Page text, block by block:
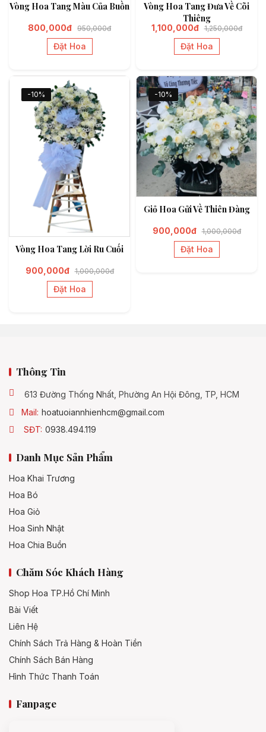
Vòng Hoa Tang Màu Của Buồn
800,000đ 950,000đ
Đặt Hoa
Vòng Hoa Tang Đưa Về Cõi
Thiêng
1,100,000đ 1,250,000đ
Đặt Hoa
-10%
Vòng Hoa Tang Lời Ru Cuối
900,000đ 1,000,000đ
Đặt Hoa
-10%
Giỏ Hoa Gửi Về Thiên Đàng
900,000đ 1,000,000đ
Đặt Hoa
Thông Tin
613 Đường Thống Nhất, Phường An Hội Đông, TP, HCM
Mail: hoatuoiannhienhcm@gmail.com
SĐT: 0938.494.119
Danh Mục Sản Phẩm
Hoa Khai Trương
Hoa Bó
Hoa Giỏ
Hoa Sinh Nhật
Hoa Chia Buồn
Chăm Sóc Khách Hàng
Shop Hoa TP.Hồ Chí Minh
Bài Viết
Liên Hệ
Chính Sách Trả Hàng & Hoàn Tiền
Chính Sách Bán Hàng
Hình Thức Thanh Toán
Fanpage